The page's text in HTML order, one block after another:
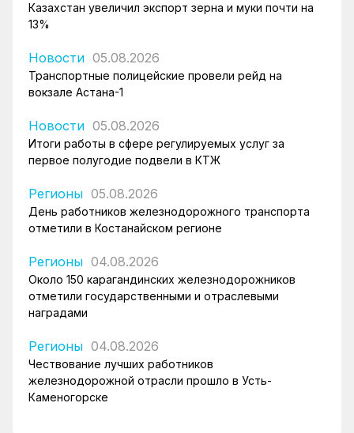
Казахстан увеличил экспорт зерна и муки почти на
13%
Новости 05.08.2026
Транспортные полицейские провели рейд на
вокзале Астана-1
Новости 05.08.2026
Итоги работы в сфере регулируемых услуг за
первое полугодие подвели в КТЖ
Регионы 05.08.2026
День работников железнодорожного транспорта
отметили в Костанайском регионе
Регионы 04.08.2026
Около 150 карагандинских железнодорожников
отметили государственными и отраслевыми
наградами
Регионы 04.08.2026
Чествование лучших работников
железнодорожной отрасли прошло в Усть-
Каменогорске